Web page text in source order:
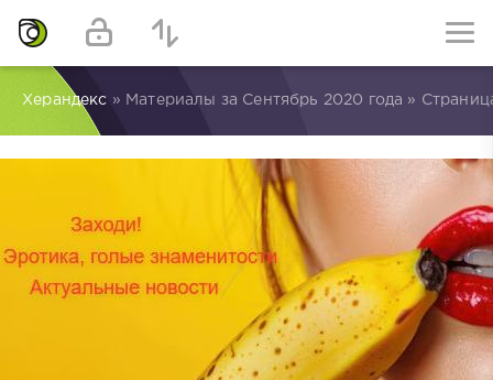
Херандекс » Материалы за Сентябрь 2020 года »